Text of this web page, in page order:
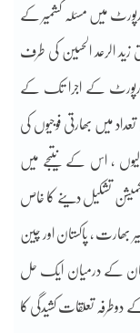
رپورٹ میں مسئلہ کشمیر کے
زید الرعد الحسین کی طرف
رپورٹ کے اجرا تک کے
میں بھارتی فوجیوں کی
، اس کے نتیجے میں
کمیشن تشکیل دینے کا خاص
بھارت ، پاکستان اور چین
کے درمیان ایک حل
تعلقات کشیدگی کا